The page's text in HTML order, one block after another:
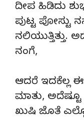
ದೀಪ ಹಿಡಿದು
ಪುಟ್ಟ ಪೋಸ್ಟು
ನಲಿಯುತ್ತಿತ್ತು.
ನಂಗೆ,
ಆದರೆ ಇದಕೆಲ್ಲ
ಮಾತು, ಅದೆಷ್ಟೂ
ಖುಷಿ ಜೊತೆ